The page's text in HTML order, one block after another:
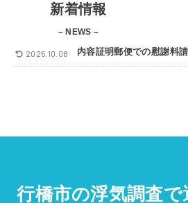
新着情報
– NEWS –
内容証明郵便での慰謝料
2025.10.08
行橋市の浮気調査